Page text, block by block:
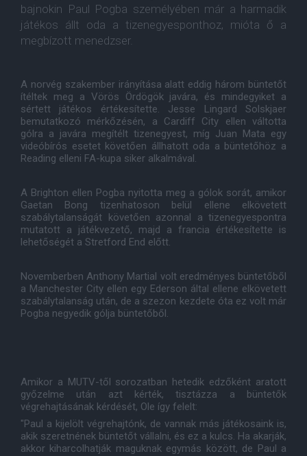
bajnokin Paul Pogba személyében már a harmadik
játékos állt oda a tizenegyesponthoz, mióta ő a
megbízott menedzser.
A norvég szakember irányítása alatt eddig három büntetőt
ítéltek meg a Vörös Ördögök javára, és mindegyiket a
sértett játékos értékesítette. Jesse Lingard Solskjaer
bemutatkozó mérkőzésén, a Cardiff City ellen váltotta
gólra a javára megítélt tizenegyest, míg Juan Mata egy
videóbírós esetet követően állhatott oda a büntetőhöz a
Reading elleni FA-kupa siker alkalmával.
A Brighton ellen Pogba nyitotta meg a gólok sorát, amikor
Gaetan Bong tizenhatoson belül ellene elkövetett
szabálytalanságát követően azonnal a tizenegyespontra
mutatott a játékvezető, majd a francia értékesítette is
lehetőségét a Stretford End előtt.
Novemberben Anthony Martial volt eredményes büntetőből
a Manchester City ellen egy Ederson által ellene elkövetett
szabálytalanság után, de a szezon kezdete óta ez volt már
Pogba negyedik gólja büntetőből.
Amikor a MUTV-től sorozatban hetedik edzőként aratott
győzelme után azt kérték, tisztázza a büntetők
végrehajtásának kérdését, Ole így felelt:
"Paul a kijelölt végrehajtónk, de vannak más játékosaink is,
akik szeretnének büntetőt vállalni, és ez a kulcs. Ha akarják,
akkor kiharcolhatják maguknak egymás között, de Paul a